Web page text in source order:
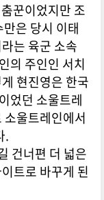
꾼이었지만 조
은 당시 이태
는 육군 소속
의 주인인 서치
현진영은 한국
었던 소울트레
울트레인에서
.
건너편 더 넓은
트로 바꾸게 된